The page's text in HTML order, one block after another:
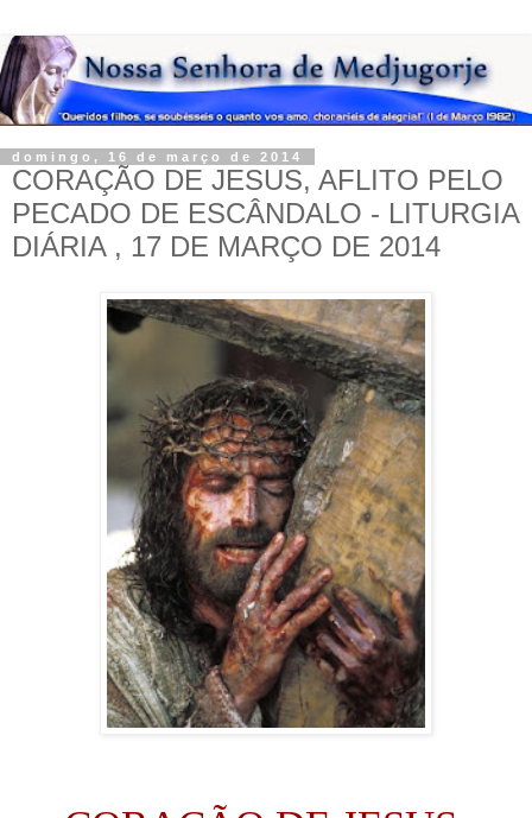
domingo, 16 de março de 2014
CORAÇÃO DE JESUS, AFLITO PELO
PECADO DE ESCÂNDALO - LITURGIA
DIÁRIA , 17 DE MARÇO DE 2014